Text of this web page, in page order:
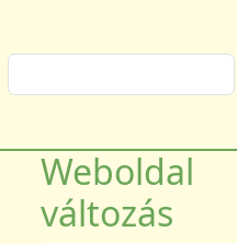
Weboldal
változás